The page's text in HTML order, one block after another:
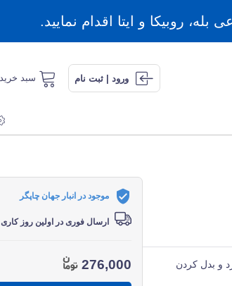
روبیکا و ایتا اقدام نمایید.
ورود | ثبت نام سبد خرید
و بدل کردن
موجود در انبار جهان چاپگر
ارسال فوری در اولین روز کاری
276,000